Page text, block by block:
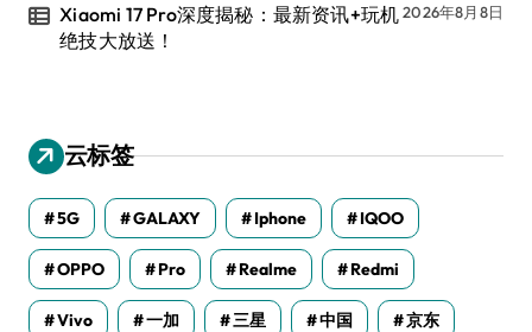
Xiaomi 17 Pro深度揭秘：最新资讯+玩机
绝技大放送！
2026年8月8日
云标签
5G GALAXY Iphone IQOO
OPPO Pro Realme Redmi
Vivo 一加 三星 中国 京东